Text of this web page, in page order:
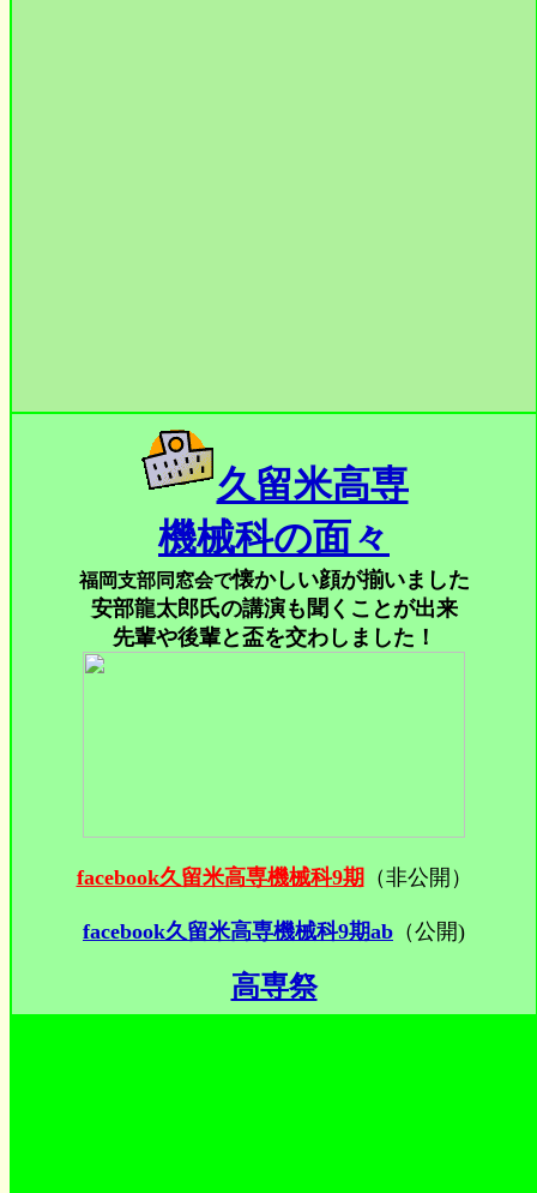
久留米高専
機械科の面々
福岡支部同窓会で懐かしい顔が揃いました
安部龍太郎氏の講演も聞くことが出来
先輩や後輩と盃を交わしました！
facebook久留米高専機械科9期 （非公開）
facebook久留米高専機械科9期ab （公開)
高専祭